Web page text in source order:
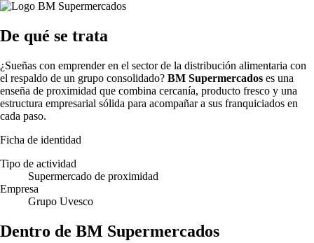
De qué se trata
¿Sueñas con emprender en el sector de la distribución alimentaria con
el respaldo de un grupo consolidado? BM Supermercados es una
enseña de proximidad que combina cercanía, producto fresco y una
estructura empresarial sólida para acompañar a sus franquiciados en
cada paso.
Ficha de identidad
Tipo de actividad
Supermercado de proximidad
Empresa
Grupo Uvesco
Dentro de BM Supermercados